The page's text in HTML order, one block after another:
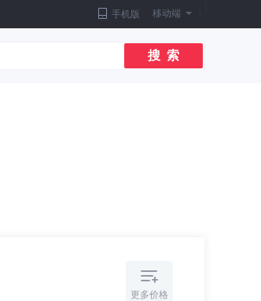
手机版 移动端
搜 索
更多价格